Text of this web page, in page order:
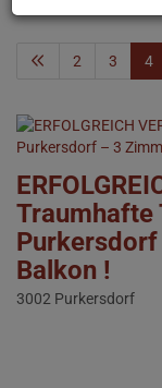
2 3 4
Traumhafte
Balkon !
3002 Purkersdorf